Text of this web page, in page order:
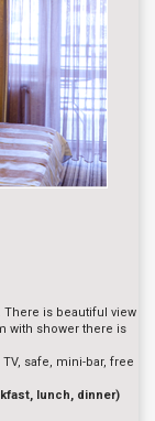
There is beautiful view
with shower there is
safe, mini-bar, free
lunch, dinner)